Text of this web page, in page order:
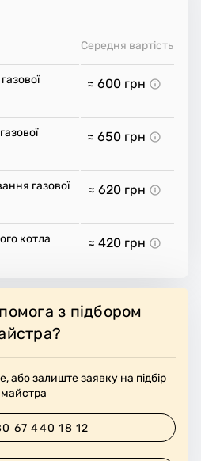
Середня вартість
≈ 600 грн
≈ 650 грн
газової
≈ 620 грн
котла ≈ 420 грн
з підбором
або залиште заявку на підбір
майстра
67 440 18 12